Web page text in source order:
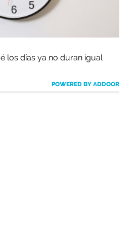
los días ya no duran igual
POWERED BY ADDOOR